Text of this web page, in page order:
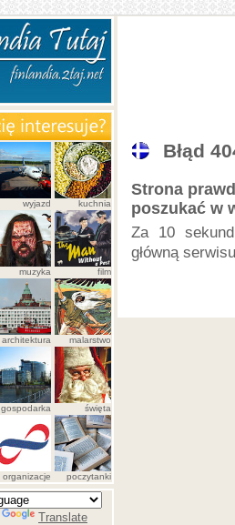
wyjazd kuchnia
muzyka film
architektura malarstwo
gospodarka święta
organizacje poczytanki
Translate
Błąd
Strona
poszukać w
Za 10
główną